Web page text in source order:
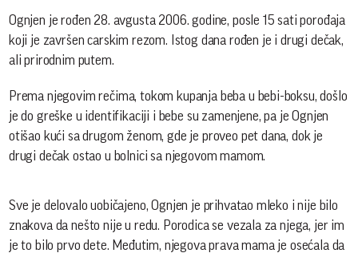
Ognjen je rođen 28. avgusta 2006. godine, posle 15 sati porođaja
koji je završen carskim rezom. Istog dana rođen je i drugi dečak,
ali prirodnim putem.
Prema njegovim rečima, tokom kupanja beba u bebi-boksu, došlo
je do greške u identifikaciji i bebe su zamenjene, pa je Ognjen
otišao kući sa drugom ženom, gde je proveo pet dana, dok je
drugi dečak ostao u bolnici sa njegovom mamom.
Sve je delovalo uobičajeno, Ognjen je prihvatao mleko i nije bilo
znakova da nešto nije u redu. Porodica se vezala za njega, jer im
je to bilo prvo dete. Međutim, njegova prava mama je osećala da